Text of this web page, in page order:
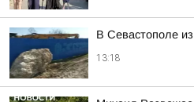
В Севастополе
13:18